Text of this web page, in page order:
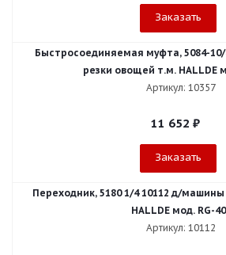
Заказать
Быстросоединяемая муфта, 5084-
резки овощей т.м. HALLDE
Артикул: 10357
11 652 ₽
Заказать
Переходник, 5180 1/4 10112 д/
HALLDE мод. RG-
Артикул: 10112